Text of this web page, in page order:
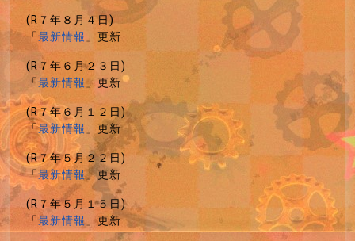
(R７年８月４日)
「最新情報」更新
(R７年６月２３日)
「最新情報」更新
(R７年６月１２日)
「最新情報」更新
(R７年５月２２日)
「最新情報」更新
(R７年５月１５日)
「最新情報」更新